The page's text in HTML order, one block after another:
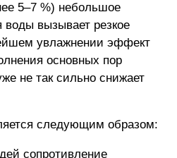
5–7 %) небольшое
вызывает резкое
увлажнении эффект
основных пор
не так сильно снижает
следующим образом:
сопротивление